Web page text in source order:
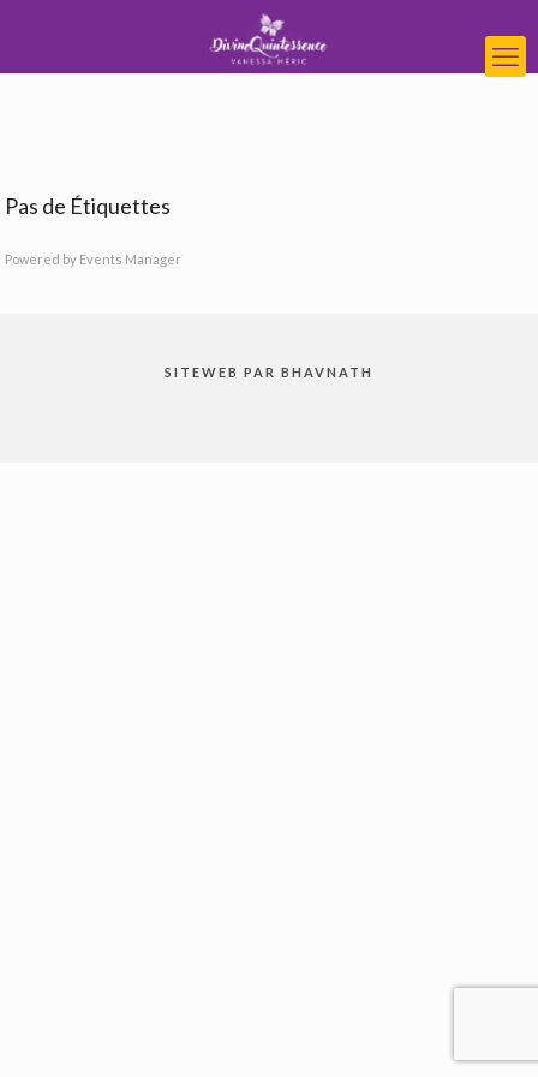
Pas de Étiquettes
Powered by Events Manager
SITEWEB PAR BHAVNATH